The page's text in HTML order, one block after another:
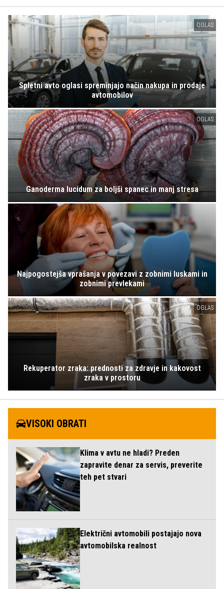
OGLAS
Spletni avto oglasi spreminjajo način nakupa in prodaje
avtomobilov
OGLAS
Ganoderma lucidum za boljši spanec in manj stresa
Najpogostejša vprašanja v povezavi z zobnimi luskami in
zobnimi prevlekami
OGLAS
Rekuperator zraka: prednosti za zdravje in kakovost
zraka v prostoru
VISOKI OBRATI
Klima v avtu ne hladi? Preden
zapravite denar za servis, preverite
teh pet stvari
Električni avtomobili postajajo nova
avtomobilska realnost